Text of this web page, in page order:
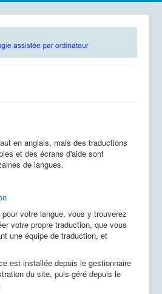
Utiliser Joomla!
Langues
en anglais, mais des traductions
et des écrans d'aide sont
de langues.
votre langue, vous y trouverez
votre propre traduction, que vous
une équipe de traduction, et
est installée depuis le gestionnaire
du site, puis géré depuis le